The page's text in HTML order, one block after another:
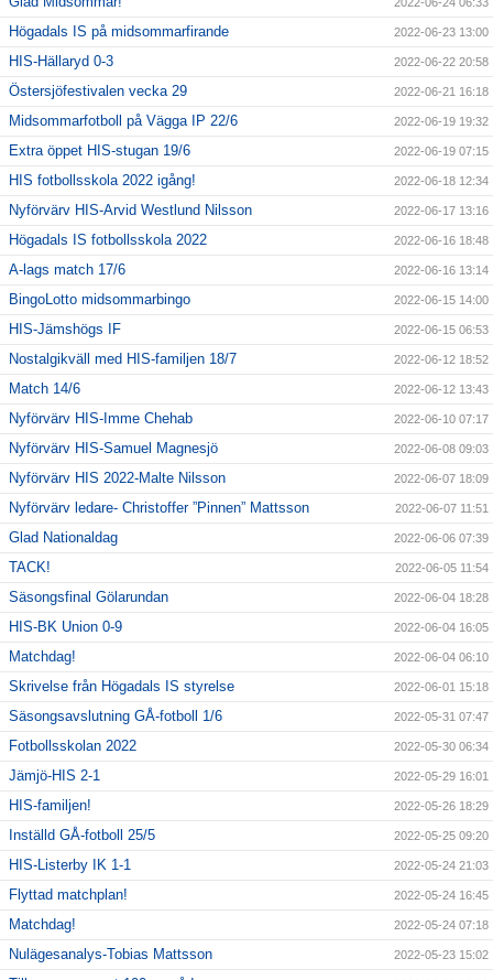
Högadals IS på midsommarfirande 2022-06-23 13:00
HIS-Hällaryd 0-3 2022-06-22 20:58
Östersjöfestivalen vecka 29 2022-06-21 16:18
Midsommarfotboll på Vägga IP 22/6 2022-06-19 19:32
Extra öppet HIS-stugan 19/6 2022-06-19 07:15
HIS fotbollsskola 2022 igång! 2022-06-18 12:34
Nyförvärv HIS-Arvid Westlund Nilsson 2022-06-17 13:16
Högadals IS fotbollsskola 2022 2022-06-16 18:48
A-lags match 17/6 2022-06-16 13:14
BingoLotto midsommarbingo 2022-06-15 14:00
HIS-Jämshögs IF 2022-06-15 06:53
Nostalgikväll med HIS-familjen 18/7 2022-06-12 18:52
Match 14/6 2022-06-12 13:43
Nyförvärv HIS-Imme Chehab 2022-06-10 07:17
Nyförvärv HIS-Samuel Magnesjö 2022-06-08 09:03
Nyförvärv HIS 2022-Malte Nilsson 2022-06-07 18:09
Nyförvärv ledare- Christoffer ”Pinnen” Mattsson 2022-06-07 11:51
Glad Nationaldag 2022-06-06 07:39
TACK! 2022-06-05 11:54
Säsongsfinal Gölarundan 2022-06-04 18:28
HIS-BK Union 0-9 2022-06-04 16:05
Matchdag! 2022-06-04 06:10
Skrivelse från Högadals IS styrelse 2022-06-01 15:18
Säsongsavslutning GÅ-fotboll 1/6 2022-05-31 07:47
Fotbollsskolan 2022 2022-05-30 06:34
Jämjö-HIS 2-1 2022-05-29 16:01
HIS-familjen! 2022-05-26 18:29
Inställd GÅ-fotboll 25/5 2022-05-25 09:20
HIS-Listerby IK 1-1 2022-05-24 21:03
Flyttad matchplan! 2022-05-24 16:45
Matchdag! 2022-05-24 07:18
Nulägesanalys-Tobias Mattsson 2022-05-23 15:02